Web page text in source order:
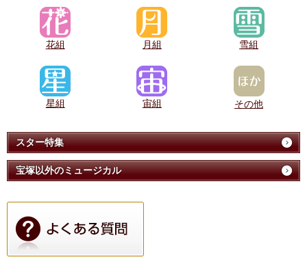
花組 月組 雪組
星組 宙組 その他
スター特集
宝塚以外のミュージカル